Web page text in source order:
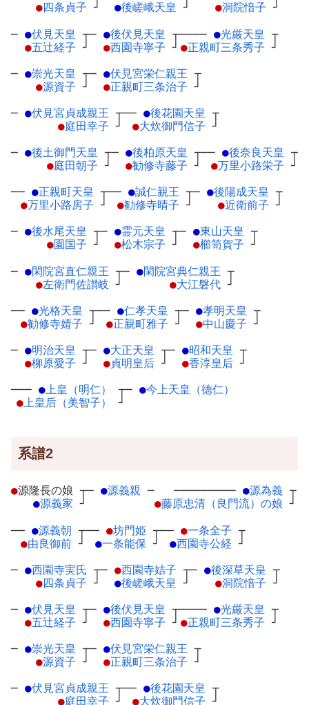
●四条貞子 ┘
●後嵯峨天皇 ┘
●洞院愔子 ┘
─ ●伏見天皇 ┬
●五辻経子 ┘
─ ●後伏見天皇 ┬
●西園寺寧子 ┘
──── ●光厳天皇 ┬
●正親町三条秀子 ┘
─ ●崇光天皇 ┬
●源資子 ┘
─ ●伏見宮栄仁親王 ┬
●正親町三条治子 ┘
─ ●伏見宮貞成親王 ┬
●庭田幸子 ┘
── ●後花園天皇 ┬
●大炊御門信子 ┘
─ ●後土御門天皇 ┬
●庭田朝子 ┘
─ ●後柏原天皇 ┬
●勧修寺藤子 ┘
── ●後奈良天皇 ┬
●万里小路栄子 ┘
── ●正親町天皇 ┬
●万里小路房子 ┘
── ●誠仁親王 ┬
●勧修寺晴子 ┘
─ ●後陽成天皇 ┬
●近衛前子 ┘
─ ●後水尾天皇 ┬
●園国子 ┘
─ ●霊元天皇 ┬
●松木宗子 ┘
─ ●東山天皇 ┬
●櫛笥賀子 ┘
─ ●閑院宮直仁親王 ┬
●左衛門佐讃岐 ┘
─ ●閑院宮典仁親王 ┬
●大江磐代 ┘
── ●光格天皇 ┬
●勧修寺婧子 ┘
── ●仁孝天皇 ┬
●正親町雅子 ┘
─ ●孝明天皇 ┬
●中山慶子 ┘
─ ●明治天皇 ┬
●柳原愛子 ┘
─ ●大正天皇 ┬
●貞明皇后 ┘
─ ●昭和天皇 ┬
●香淳皇后 ┘
─── ●上皇（明仁）
┬
●上皇后（美智子） ┘
─ ●今上天皇（徳仁）
系譜2
●源隆長の娘 ┬
●源義家 ┘
─ ●源義親 ─ ───────── ●源為義 ┬
●藤原忠清（良門流）の娘 ┘
── ●源義朝 ┬
●由良御前 ┘
── ●坊門姫 ┬
●一条能保 ┘
── ●一条全子 ┬
●西園寺公経 ┘
─ ●西園寺実氏 ┬
●四条貞子 ┘
─ ●西園寺姞子 ┬
●後嵯峨天皇 ┘
─ ●後深草天皇 ┬
●洞院愔子 ┘
─ ●伏見天皇 ┬
●五辻経子 ┘
─ ●後伏見天皇 ┬
●西園寺寧子 ┘
──── ●光厳天皇 ┬
●正親町三条秀子 ┘
─ ●崇光天皇 ┬
●源資子 ┘
─ ●伏見宮栄仁親王 ┬
●正親町三条治子 ┘
─ ●伏見宮貞成親王 ┬
●庭田幸子 ┘
── ●後花園天皇 ┬
●大炊御門信子 ┘